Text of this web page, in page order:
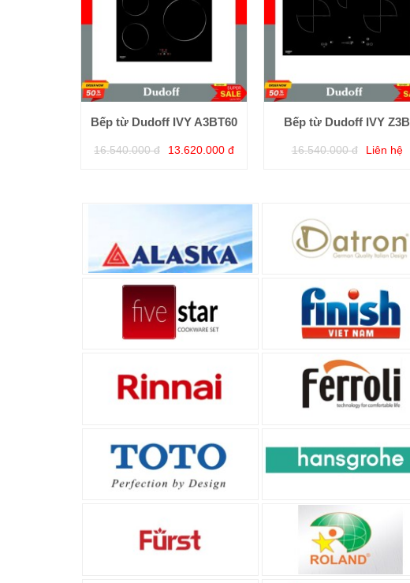
Bếp từ Dudoff IVY A3BT60
16.540.000 đ 13.620.000 đ
Bếp từ Dudoff IVY Z3B
16.540.000 đ Liên hệ